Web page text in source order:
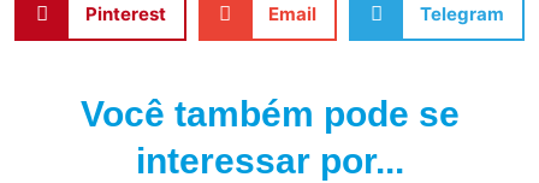
Pinterest Email Telegram
Você também pode se
interessar por...